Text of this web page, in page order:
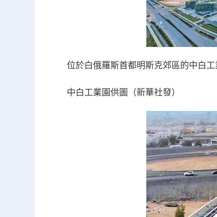
位於白俄羅斯首都明斯克郊區的中白工
中白工業園供圖（新華社發）